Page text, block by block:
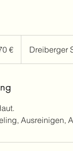
€ Dreiberger
Ausreinigen,